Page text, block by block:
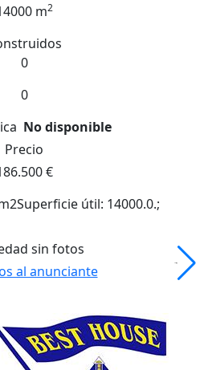
m2
0
0
No disponible
Precio
€
útil: 14000.0.;
sin fotos
al anunciante